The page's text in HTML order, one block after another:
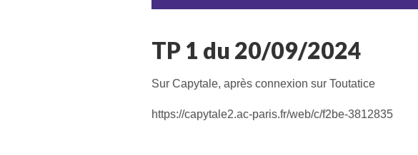
menu
TP 1 du 20/09/2024
Sur Capytale, après connexion sur Toutatice
https://capytale2.ac-paris.fr/web/c/f2be-3812835